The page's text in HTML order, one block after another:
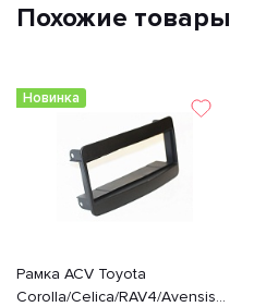
Похожие товары
Новинка
Рамка ACV Toyota
Corolla/Celica/RAV4/Avensis (-